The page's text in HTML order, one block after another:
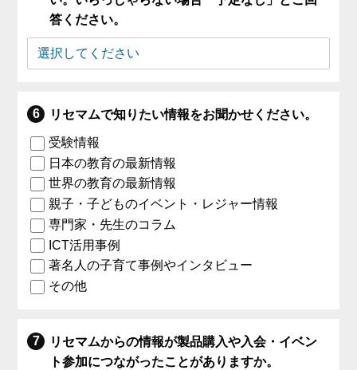
答ください。
リセマムで知りたい情報をお聞かせください。
受験情報
日本の教育の最新情報
世界の教育の最新情報
親子・子どものイベント・レジャー情報
専門家・先生のコラム
ICT活用事例
著名人の子育て事例やインタビュー
その他
リセマムからの情報が製品購入や入会・イベン
ト参加につながったことがありますか。